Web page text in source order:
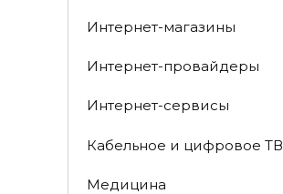
Интернет-магазины
Интернет-провайдеры
Интернет-сервисы
Кабельное и цифровое ТВ
Медицина